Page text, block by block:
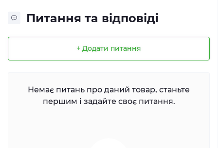
Питання та відповіді
+ Додати питання
Немає питань про даний товар, станьте
першим і задайте своє питання.